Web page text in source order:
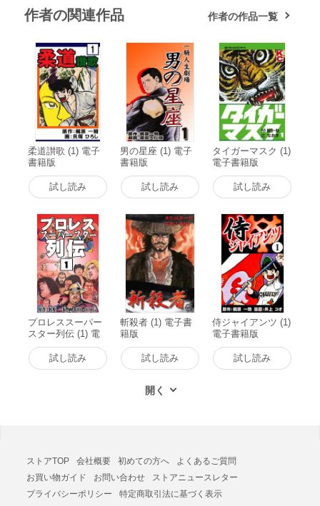
作者の関連作品 作者の作品一覧
柔道讃歌 (1) 電子
書籍版
試し読み
男の星座 (1) 電子
書籍版
試し読み
タイガーマスク (1)
電子書籍版
試し読み
プロレススーパー
スター列伝 (1) 電
子書籍版
試し読み
斬殺者 (1) 電子書
籍版
試し読み
侍ジャイアンツ (1)
電子書籍版
試し読み
ストアTOP 会社概要 初めての方へ
よくあるご質問
お買い物ガイド
お問い合わせ
ストアニュースレター
プライバシーポリシー
特定商取引法に基づく表示